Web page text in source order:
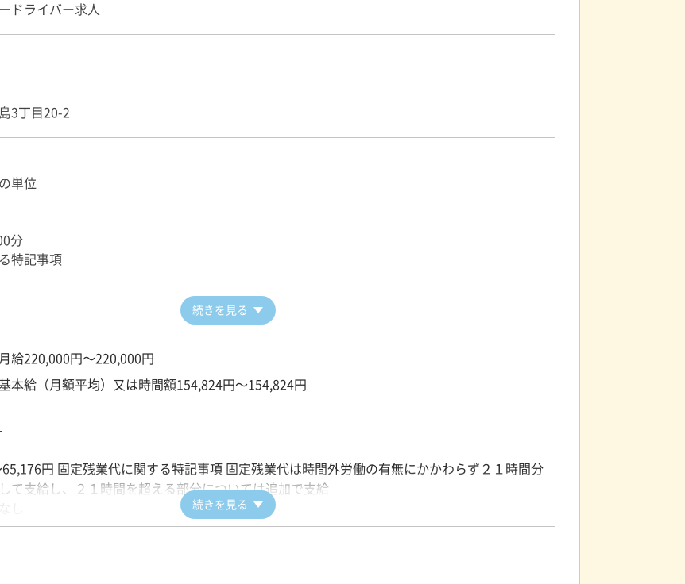
ドライバー求人
3丁目20-2
単位
分
特記事項
続きを見る
月給220,000円～220,000円
本給（月額平均）又は時間額154,824円～154,824円
円 固定残業代に関する特記事項 固定残業代は時間外労働の有無にかかわらず２１時間分
て支給し、２１時間を超える部分については追加で支給
続きを見る